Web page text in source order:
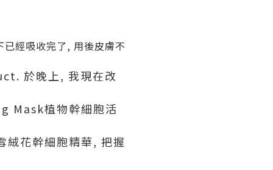
經吸收完了, 用後皮膚不
於晚上, 我現在改
植物幹細胞活
花幹細胞精華, 把握